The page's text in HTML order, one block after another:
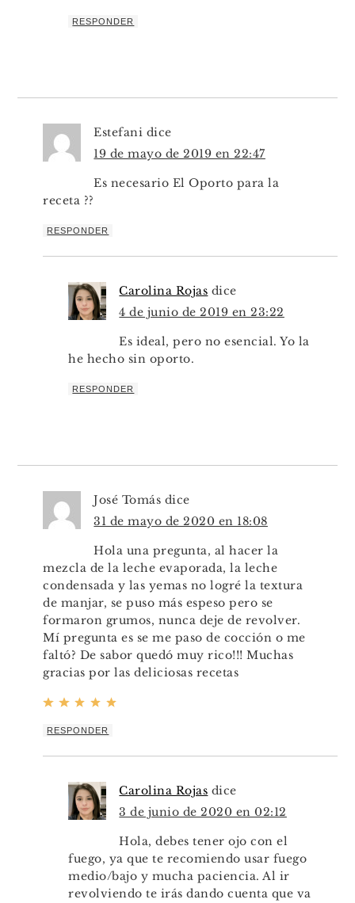
RESPONDER
Estefani dice
19 de mayo de 2019 en 22:47
Es necesario El Oporto para la
receta ??
RESPONDER
Carolina Rojas dice
4 de junio de 2019 en 23:22
Es ideal, pero no esencial. Yo la
he hecho sin oporto.
RESPONDER
José Tomás dice
31 de mayo de 2020 en 18:08
Hola una pregunta, al hacer la
mezcla de la leche evaporada, la leche
condensada y las yemas no logré la textura
de manjar, se puso más espeso pero se
formaron grumos, nunca deje de revolver.
Mí pregunta es se me paso de cocción o me
faltó? De sabor quedó muy rico!!! Muchas
gracias por las deliciosas recetas
RESPONDER
Carolina Rojas dice
3 de junio de 2020 en 02:12
Hola, debes tener ojo con el
fuego, ya que te recomiendo usar fuego
medio/bajo y mucha paciencia. Al ir
revolviendo te irás dando cuenta que va